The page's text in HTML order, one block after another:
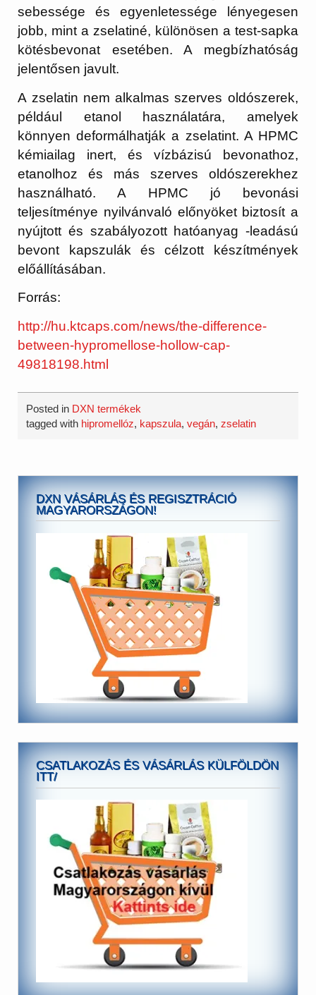
sebessége és egyenletessége lényegesen
jobb, mint a zselatiné, különösen a test-sapka
kötésbevonat esetében. A megbízhatóság
jelentősen javult.
A zselatin nem alkalmas szerves oldószerek,
például etanol használatára, amelyek
könnyen deformálhatják a zselatint. A HPMC
kémiailag inert, és vízbázisú bevonathoz,
etanolhoz és más szerves oldószerekhez
használható. A HPMC jó bevonási
teljesítménye nyilvánvaló előnyöket biztosít a
nyújtott és szabályozott hatóanyag -leadású
bevont kapszulák és célzott készítmények
előállításában.
Forrás:
http://hu.ktcaps.com/news/the-difference-
between-hypromellose-hollow-cap-
49818198.html
Posted in DXN termékek
tagged with hipromellóz, kapszula,vegán,zselatin
DXN VÁSÁRLÁS ÉS REGISZTRÁCIÓ
MAGYARORSZÁGON!
CSATLAKOZÁS ÉS VÁSÁRLÁS KÜLFÖLDÖN
ITT/